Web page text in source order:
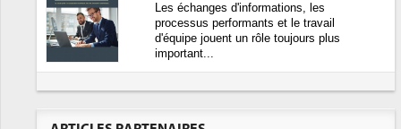
Les échanges d'informations, les
processus performants et le travail
d'équipe jouent un rôle toujours plus
important...